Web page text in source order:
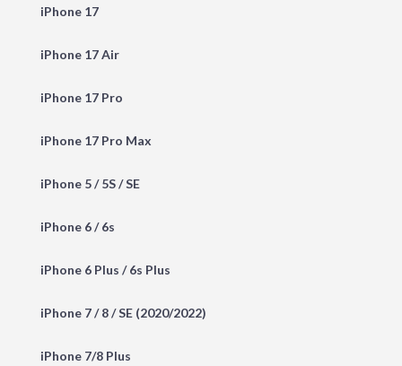
iPhone 17
iPhone 17 Air
iPhone 17 Pro
iPhone 17 Pro Max
iPhone 5 / 5S / SE
iPhone 6 / 6s
iPhone 6 Plus / 6s Plus
iPhone 7 / 8 / SE (2020/2022)
iPhone 7/8 Plus